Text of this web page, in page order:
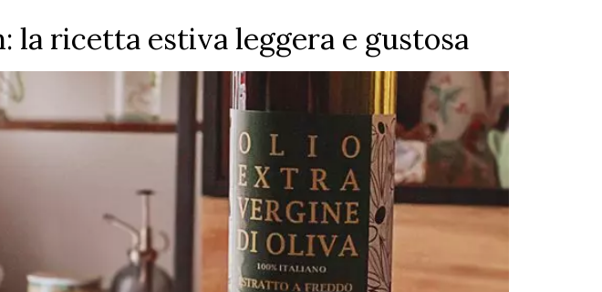
la ricetta estiva leggera e gustosa